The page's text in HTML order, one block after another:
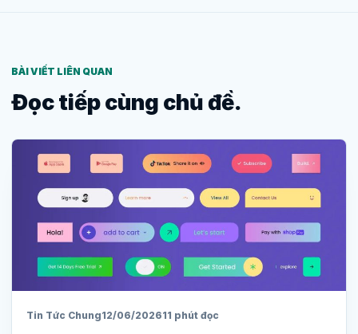
BÀI VIẾT LIÊN QUAN
Đọc tiếp cùng chủ đề.
Tin Tức Chung12/06/202611 phút đọc